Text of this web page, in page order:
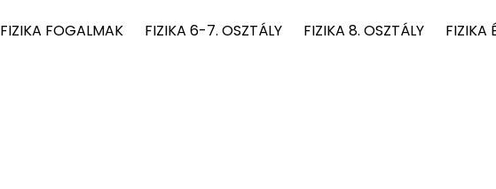
FIZIKA FOGALMAK
FIZIKA 6-7. OSZTÁLY FIZIKA 8. OSZTÁLY FIZIKA